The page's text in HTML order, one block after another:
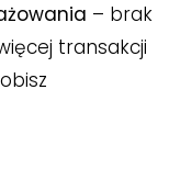
– brak
transakcji